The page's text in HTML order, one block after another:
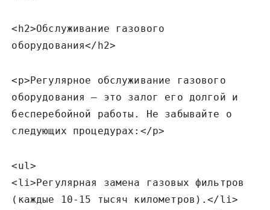
<h2>Обслуживание газового
оборудования</h2>
<p>Регулярное обслуживание газового
оборудования – это залог его долгой и
бесперебойной работы. Не забывайте о
следующих процедурах:</p>
<ul>
<li>Регулярная замена газовых фильтров
(каждые 10-15 тысяч километров).</li>